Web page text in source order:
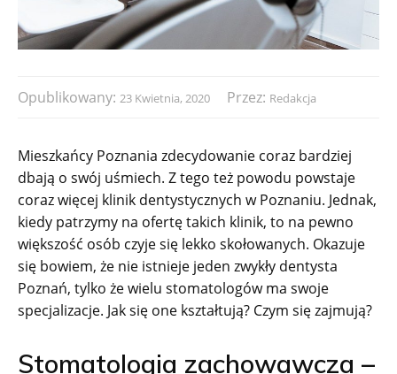
Opublikowany: 23 Kwietnia, 2020 Przez: Redakcja
Mieszkańcy Poznania zdecydowanie coraz bardziej
dbają o swój uśmiech. Z tego też powodu powstaje
coraz więcej klinik dentystycznych w Poznaniu. Jednak,
kiedy patrzymy na ofertę takich klinik, to na pewno
większość osób czyje się lekko skołowanych. Okazuje
się bowiem, że nie istnieje jeden zwykły dentysta
Poznań, tylko że wielu stomatologów ma swoje
specjalizacje. Jak się one kształtują? Czym się zajmują?
Stomatologia zachowawcza –